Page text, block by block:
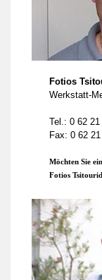
Fotios
Werkstatt-
Tel.: 0 62
Fax: 0 62
Möchten Sie
Fotios